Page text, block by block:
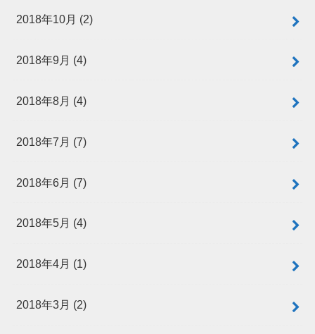
2018年10月 (2)
2018年9月 (4)
2018年8月 (4)
2018年7月 (7)
2018年6月 (7)
2018年5月 (4)
2018年4月 (1)
2018年3月 (2)